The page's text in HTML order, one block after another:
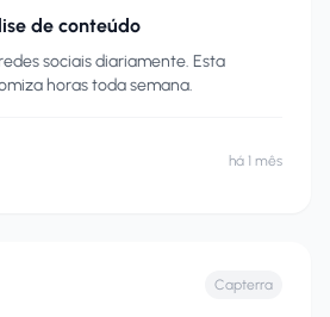
de conteúdo
sociais diariamente. Esta
horas toda semana.
há 1 mês
Capterra